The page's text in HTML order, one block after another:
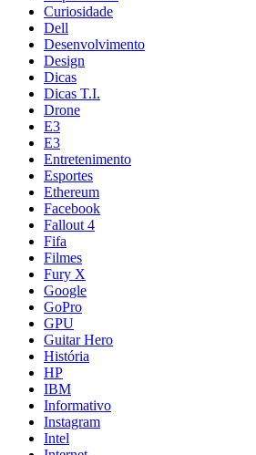
Curiosidade
Dell
Desenvolvimento
Design
Dicas
Dicas T.I.
Drone
E3
E3
Entretenimento
Esportes
Ethereum
Facebook
Fallout 4
Fifa
Filmes
Fury X
Google
GoPro
GPU
Guitar Hero
História
HP
IBM
Informativo
Instagram
Intel